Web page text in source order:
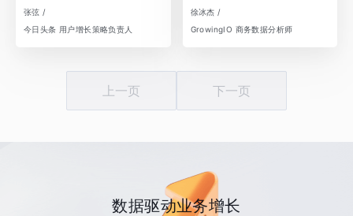
张弦 /
今日头条 用户增长策略负责人
徐冰杰 /
GrowingIO 商务数据分析师
上一页 下一页
数据驱动业务增长